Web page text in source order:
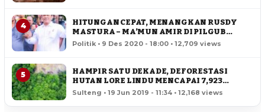
4
HITUNGAN CEPAT, MENANGKAN RUSDY
MASTURA – MA’MUN AMIR DI PILGUB
SULTENG
Politik • 9 Des 2020 - 18:00 • 12,709 views
5
HAMPIR SATU DEKADE, DEFORESTASI
HUTAN LORE LINDU MENCAPAI 7,923
HEKTAR
Sulteng • 19 Jun 2019 - 11:34 • 12,168 views